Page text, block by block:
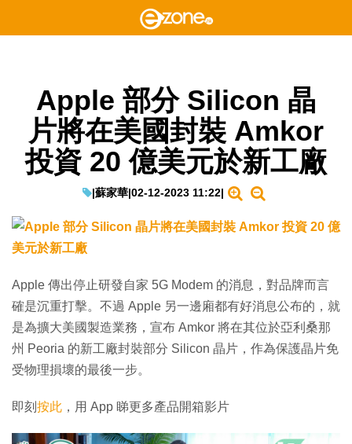
Apple 部分 Silicon 晶
片將在美國封裝 Amkor
投資 20 億美元於新工廠
|蘇家華|02-12-2023 11:22|
Apple 傳出停止研發自家 5G Modem 的消息，對品牌而言
確是沉重打擊。不過 Apple 另一邊廂都有好消息公布的，就
是為擴大美國製造業務，宣布 Amkor 將在其位於亞利桑那
州 Peoria 的新工廠封裝部分 Silicon 晶片，作為保護晶片免
受物理損壞的最後一步。
即刻 按此 ，用 App 睇更多產品開箱影片